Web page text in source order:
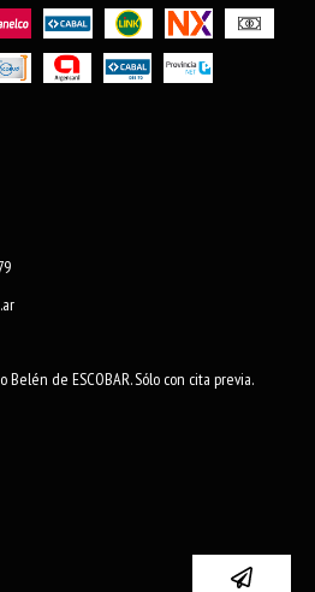
Belén de ESCOBAR. Sólo con cita previa.